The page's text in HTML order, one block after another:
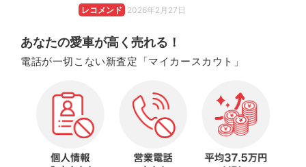
レコメンド 2026年2月27日
あなたの愛車が高く売れる！
電話が一切こない新査定「マイカースカウト」